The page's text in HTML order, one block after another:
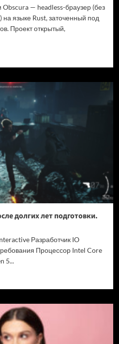
Obscura — headless-браузер (без
языке Rust, заточенный под
Проект открытый,
долгих лет подготовки.
Разработчик IO
Процессор Intel Core
5...